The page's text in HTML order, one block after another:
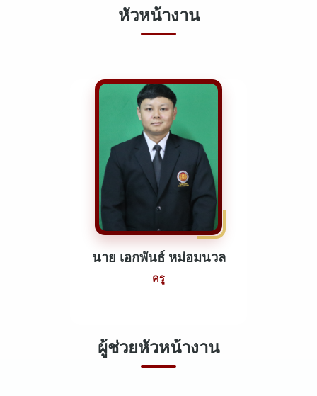
หัวหน้างาน
นาย เอกพันธ์ หม่อมนวล
ครู
ผู้ช่วยหัวหน้างาน